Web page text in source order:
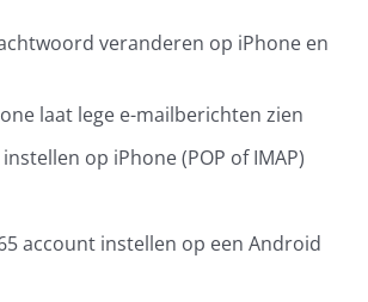
Contract
veranderen op iPhone en
laat lege e-mailberichten zien
op iPhone (POP of IMAP)
account instellen op een Android